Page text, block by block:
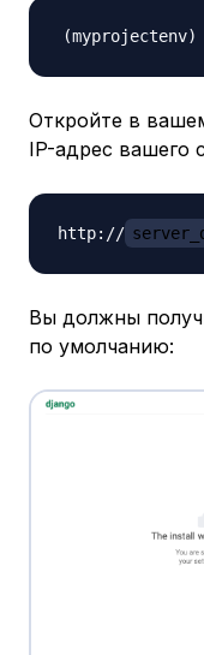
Откройте в
IP-адрес вашего
http://
Вы должны
по умолчанию: